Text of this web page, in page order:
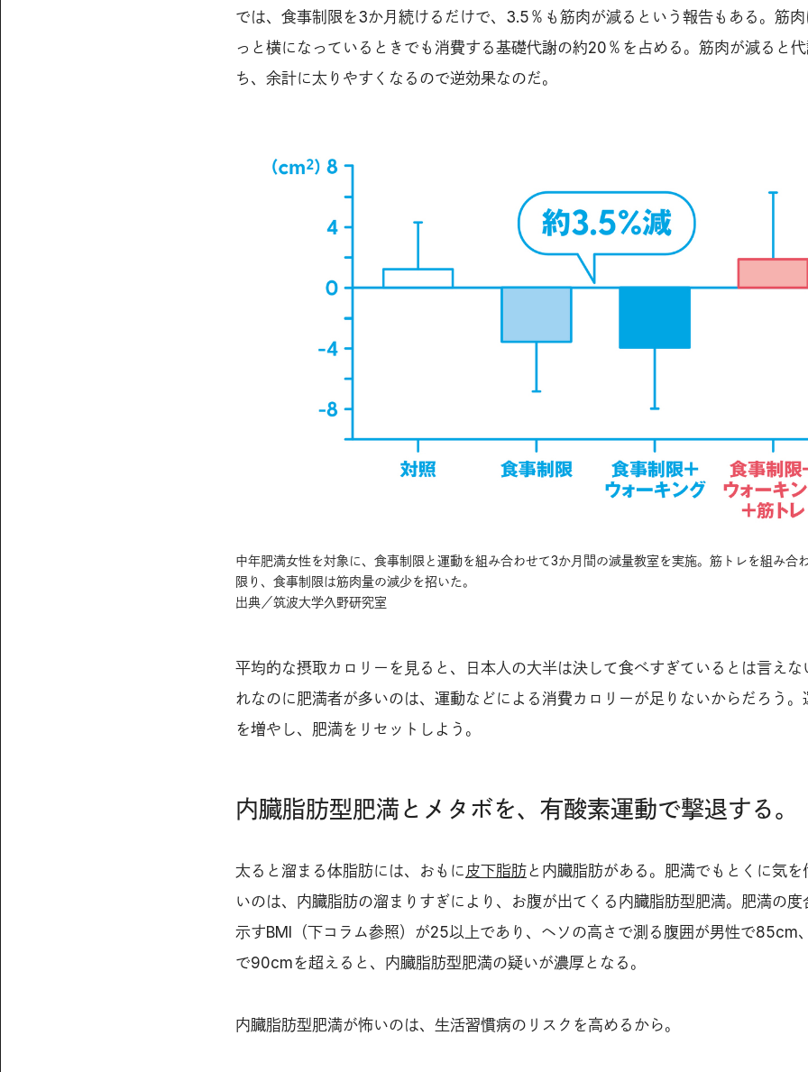
では、食事制限を3か月続けるだけで、3.5％も筋肉が減るという報告もある。筋
っと横になっているときでも消費する基礎代謝の約20％を占める。筋肉が減ると
ち、余計に太りやすくなるので逆効果なのだ。
中年肥満女性を対象に、食事制限と運動を組み合わせて3か月間の減量教室を実施。筋トレを組み合
限り、食事制限は筋肉量の減少を招いた。
出典／筑波大学久野研究室
平均的な摂取カロリーを見ると、日本人の大半は決して食べすぎているとは言えな
れなのに肥満者が多いのは、運動などによる消費カロリーが足りないからだろう。
を増やし、肥満をリセットしよう。
内臓脂肪型肥満とメタボを、有酸素運動で撃退する。
太ると溜まる体脂肪には、おもに 皮下脂肪と内臓脂肪がある。肥満でもとくに気を
いのは、内臓脂肪の溜まりすぎにより、お腹が出てくる内臓脂肪型肥満。肥満の度
示すBMI（下コラム参照）が25以上であり、ヘソの高さで測る腹囲が男性で85cm
で90cmを超えると、内臓脂肪型肥満の疑いが濃厚となる。
内臓脂肪型肥満が怖いのは、生活習慣病のリスクを高めるから。